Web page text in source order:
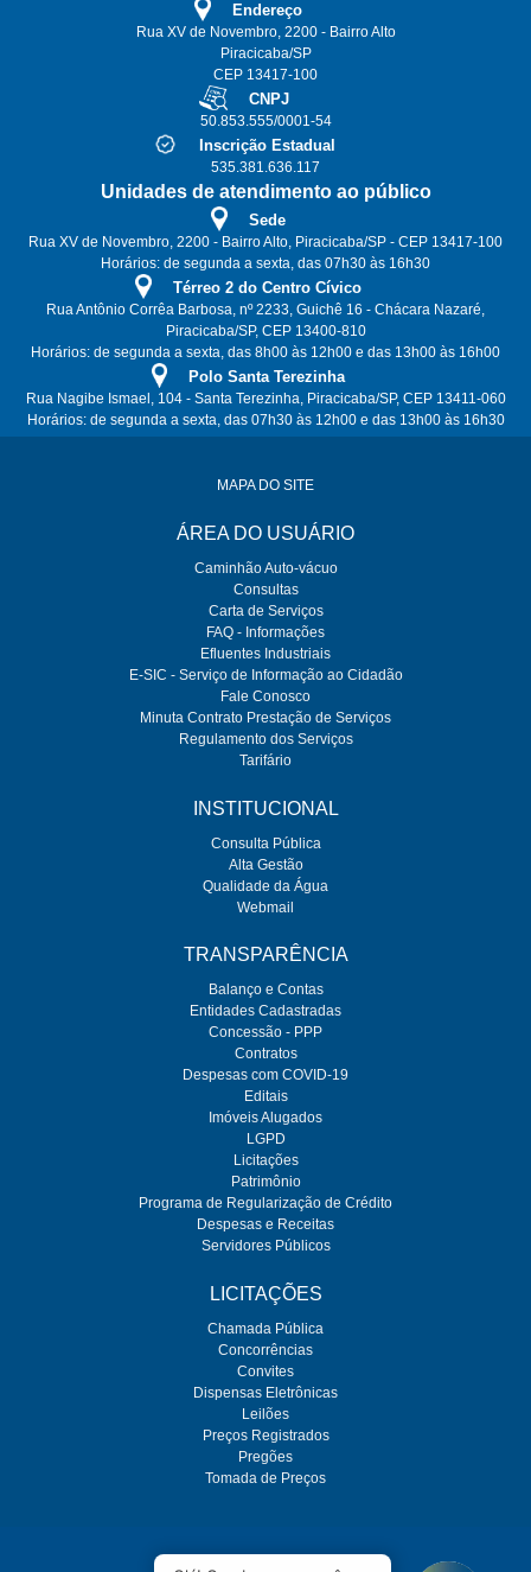
Endereço
Rua XV de Novembro, 2200 - Bairro Alto
Piracicaba/SP
CEP 13417-100
CNPJ
50.853.555/0001-54
Inscrição Estadual
535.381.636.117
Unidades de atendimento ao público
Sede
Rua XV de Novembro, 2200 - Bairro Alto, Piracicaba/SP - CEP 13417-100
Horários: de segunda a sexta, das 07h30 às 16h30
Térreo 2 do Centro Cívico
Rua Antônio Corrêa Barbosa, nº 2233, Guichê 16 - Chácara Nazaré,
Piracicaba/SP, CEP 13400-810
Horários: de segunda a sexta, das 8h00 às 12h00 e das 13h00 às 16h00
Polo Santa Terezinha
Rua Nagibe Ismael, 104 - Santa Terezinha, Piracicaba/SP, CEP 13411-060
Horários: de segunda a sexta, das 07h30 às 12h00 e das 13h00 às 16h30
MAPA DO SITE
ÁREA DO USUÁRIO
Caminhão Auto-vácuo
Consultas
Carta de Serviços
FAQ - Informações
Efluentes Industriais
E-SIC - Serviço de Informação ao Cidadão
Fale Conosco
Minuta Contrato Prestação de Serviços
Regulamento dos Serviços
Tarifário
INSTITUCIONAL
Consulta Pública
Alta Gestão
Qualidade da Água
Webmail
TRANSPARÊNCIA
Balanço e Contas
Entidades Cadastradas
Concessão - PPP
Contratos
Despesas com COVID-19
Editais
Imóveis Alugados
LGPD
Licitações
Patrimônio
Programa de Regularização de Crédito
Despesas e Receitas
Servidores Públicos
LICITAÇÕES
Chamada Pública
Concorrências
Convites
Dispensas Eletrônicas
Leilões
Preços Registrados
Pregões
Tomada de Preços
O SEMAE é regulado pela ARES-PCJ